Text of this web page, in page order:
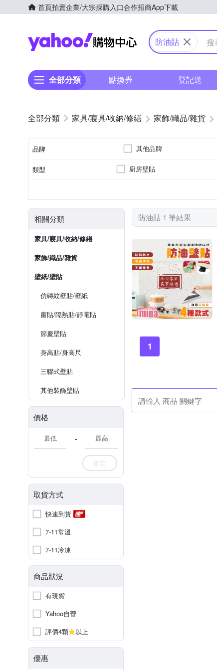
首頁拍賣企業/大宗採購入口合作招商App下載
Yahoo購物中心
防油貼
全部分類 點換券 登記送
家具/寢具/收納/修繕 家飾/織品/雜貨
品牌 其他品牌
類型 廚房壁貼
相關分類
家具/寢具/收納/修繕
家飾/織品/雜貨
壁紙/壁貼
仿磚紋壁貼/壁紙
窗貼/隔熱貼/靜電貼
節慶壁貼
身高貼/身高尺
三聯式壁貼
其他裝飾壁貼
價格
-
確定
取貨方式
快速到貨
7-11常溫
7-11冷凍
商品狀況
有現貨
Yahoo自營
評價4顆
以上
優惠
防油貼 1 筆結果
1